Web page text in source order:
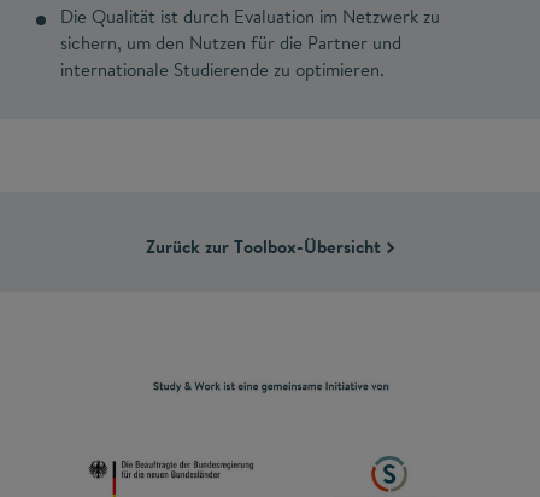
Die Qualität ist durch Evaluation im Netzwerk zu
sichern, um den Nutzen für die Partner und
internationale Studierende zu optimieren.
Zurück zur Toolbox-Übersicht